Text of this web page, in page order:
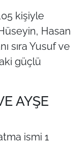
kişiyle
Hasan
sıra Yusuf ve
güçlü
AYŞE
ismi 1